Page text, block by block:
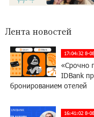
Лента новостей
17:04:32 8-
«Срочно
IDBank
бронированием отелей
16:41:02 8-